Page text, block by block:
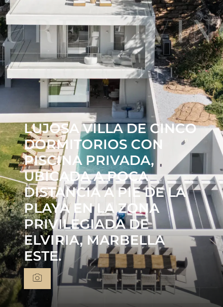
LUJOSA VILLA DE CINCO
DORMITORIOS CON
PISCINA PRIVADA,
UBICADA A POCA
DISTANCIA A PIE DE LA
PLAYA EN LA ZONA
PRIVILEGIADA DE
ELVIRIA, MARBELLA
ESTE.